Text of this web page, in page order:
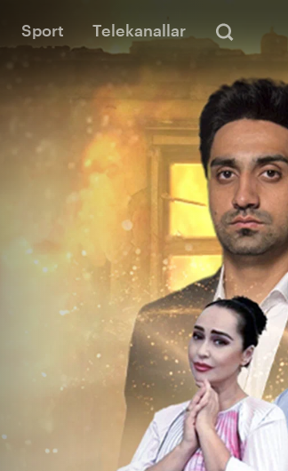
Sport Telekanallar